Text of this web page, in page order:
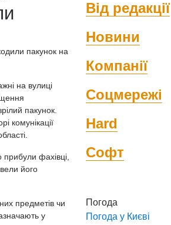
пакунок на
на вулиці
пакунок.
комунікації
фахівці,
його
предметів чи
у
Від редакції
Новини
Компанії
Соцмережі
Hard
Софт
Погода
Погода у Києві